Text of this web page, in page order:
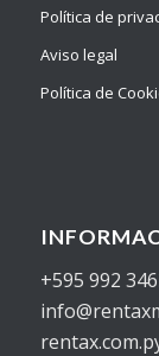
Política de
Aviso legal
Política de
+595 992